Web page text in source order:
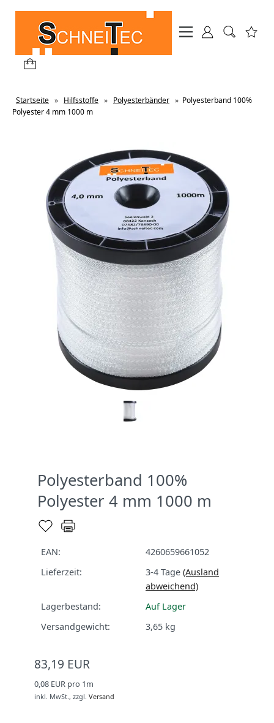
Startseite » Hilfsstoffe » Polyesterbänder » Polyesterband 100%
Polyester 4 mm 1000 m
Polyesterband 100%
Polyester 4 mm 1000 m
EAN:
4260659661052
Lieferzeit:
3-4 Tage (Ausland
abweichend)
Lagerbestand:
Auf Lager
Versandgewicht:
3,65 kg
83,19 EUR
0,08 EUR pro 1m
inkl. MwSt., zzgl. Versand